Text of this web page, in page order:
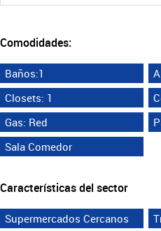
Comodidades:
Baños:1
Closets: 1
Gas: Red
Sala Comedor
Características del sector
Supermercados Cercanos